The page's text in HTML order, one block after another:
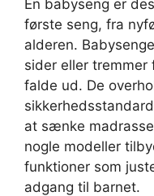
En babyseng er
første seng, fra
alderen.
sider eller
falde ud. De
at sænke
nogle modeller
funktioner som
adgang til barnet.